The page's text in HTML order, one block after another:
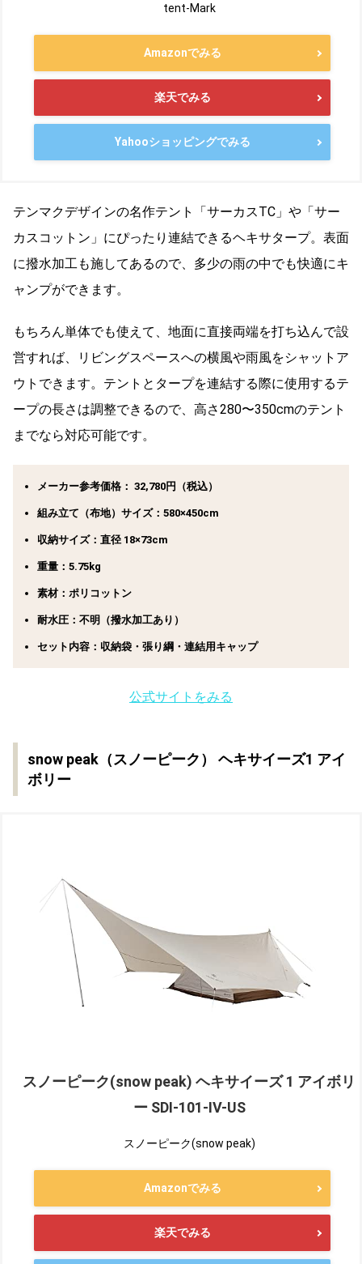
tent-Mark
Amazonでみる
楽天でみる
Yahooショッピングでみる
テンマクデザインの名作テント「サーカスTC」や「サー
カスコットン」にぴったり連結できるヘキサタープ。表面
に撥水加工も施してあるので、多少の雨の中でも快適にキ
ャンプができます。
もちろん単体でも使えて、地面に直接両端を打ち込んで設
営すれば、リビングスペースへの横風や雨風をシャットア
ウトできます。テントとタープを連結する際に使用するテ
ープの長さは調整できるので、高さ280〜350cmのテント
までなら対応可能です。
メーカー参考価格： 32,780円（税込）
組み立て（布地）サイズ：580×450cm
収納サイズ：直径 18×73cm
重量：5.75kg
素材：ポリコットン
耐水圧：不明（撥水加工あり）
セット内容：収納袋・張り綱・連結用キャップ
公式サイトをみる
snow peak（スノーピーク） ヘキサイーズ1 アイ
ボリー
スノーピーク(snow peak) ヘキサイーズ 1 アイボリ
ー SDI-101-IV-US
スノーピーク(snow peak)
Amazonでみる
楽天でみる